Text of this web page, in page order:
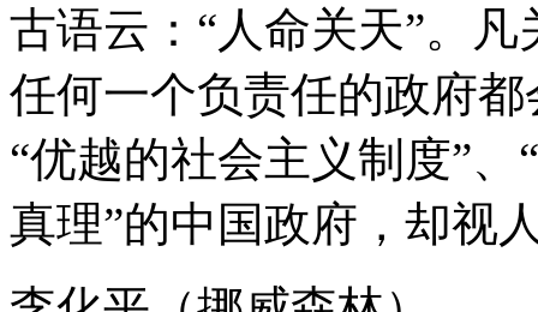
古语云：“人命关天”。
任何一个负责任的政府
“优越的社会主义制度”
真理”的中国政府，却视